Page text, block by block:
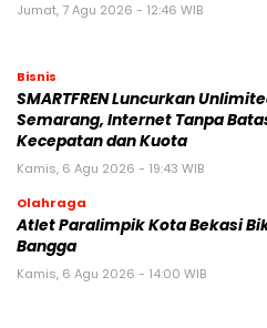
Jumat, 7 Agu 2026 - 12:46 WIB
Bisnis
SMARTFREN Luncurkan
Semarang, Internet Tanpa
Kecepatan dan Kuota
Kamis, 6 Agu 2026 - 19:43 WIB
Olahraga
Atlet Paralimpik Kota Bekasi
Bangga
Kamis, 6 Agu 2026 - 14:00 WIB